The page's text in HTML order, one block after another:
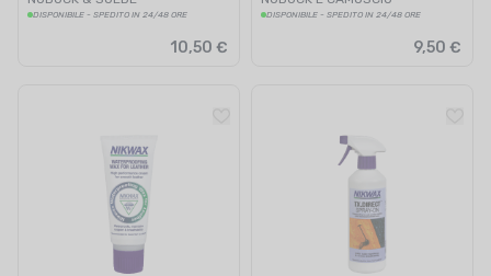
DISPONIBILE - SPEDITO IN 24/48 ORE
10,50 €
DISPONIBILE - SPEDITO IN 24/48 ORE
9,50 €